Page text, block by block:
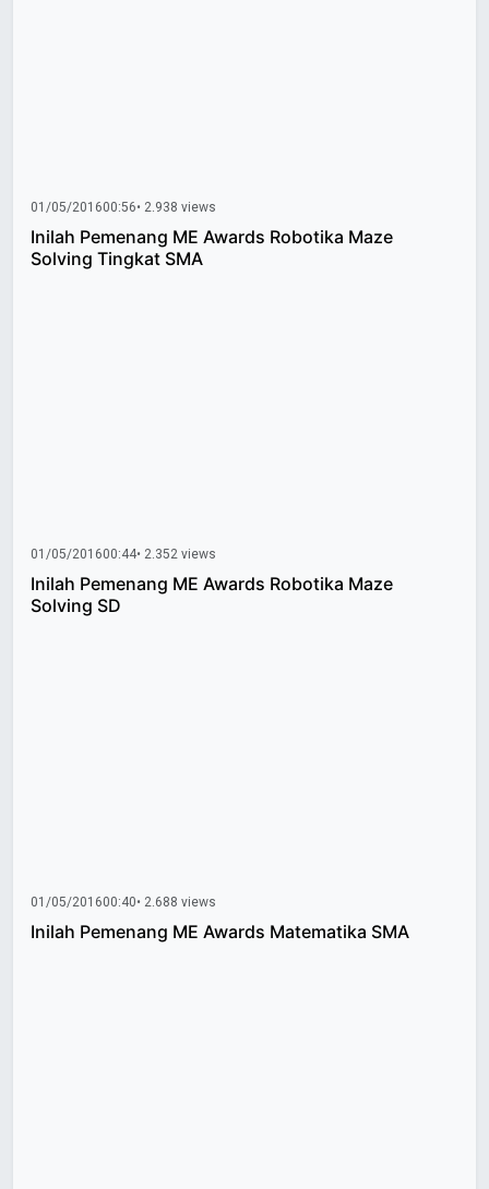
01/05/201600:56• 2.938 views
Inilah Pemenang ME Awards Robotika Maze
Solving Tingkat SMA
01/05/201600:44• 2.352 views
Inilah Pemenang ME Awards Robotika Maze
Solving SD
01/05/201600:40• 2.688 views
Inilah Pemenang ME Awards Matematika SMA